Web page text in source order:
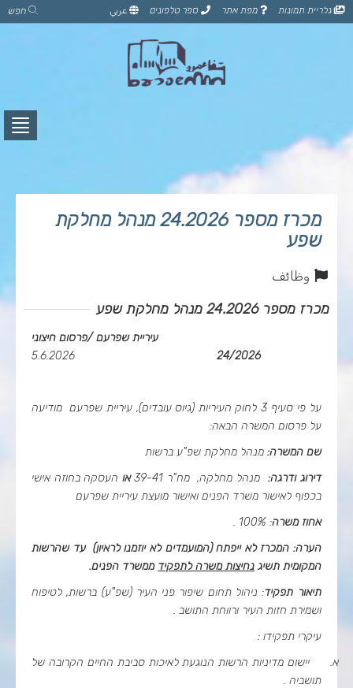
דלג
לתוכן
גלריית תמונות מפת אתר ספר טלפונים عربي חפש
לחץ
מכרז מספר 24.2026 מנהל מחלקת
שפע
وظائف
מכרז מספר 24.2026 מנהל מחלקת שפע
עיריית שפרעם /פרסום חיצוני
24/2026
על פי סעיף 3 לחוק העיריות (גיוס עובדים), עיריית שפרעם מודיעה
על פרסום המשרה הבאה:
שם המשרה: מנהל מחלקת שפ"ע ברשות
דירוג ודרגה: מנהל מחלקה, מח"ר 39-41 או העסקה בחוזה אישי
בכפוף לאישור משרד הפנים ואישור מועצת עיריית שפרעם
אחוז משרה: 100% .
הערה: המכרז לא ייפתח (המועמדים לא יוזמנו לראיון) עד שהרשות
המקומית תשיג נחיצות משרה לתפקיד ממשרד הפנים.
תיאור תפקיד: ניהול תחום שיפור פני העיר (שפ"ע) ברשות, לטיפוח
ושמירת חזות העיר ורווחת התושב .
עיקרי תפקידו :
א.
יישום מדיניות הרשות הנוגעת לאיכות סביבת החיים הקרובה של
תושביה .